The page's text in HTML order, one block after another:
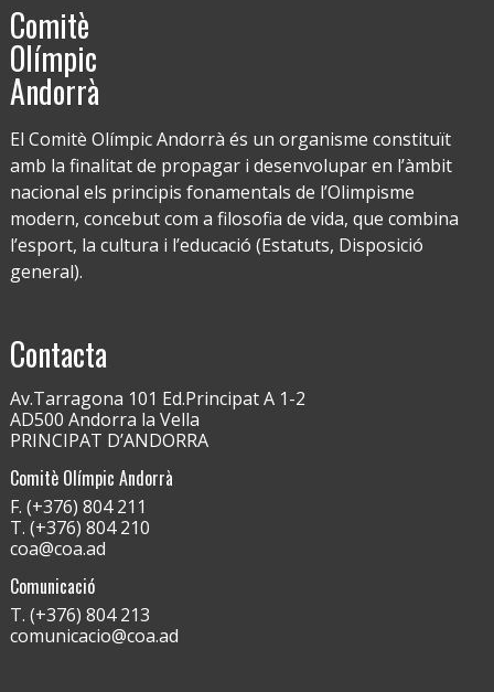
Comitè
Olímpic
Andorrà
El Comitè Olímpic Andorrà és un organisme constituït
amb la finalitat de propagar i desenvolupar en l’àmbit
nacional els principis fonamentals de l’Olimpisme
modern, concebut com a filosofia de vida, que combina
l’esport, la cultura i l’educació (Estatuts, Disposició
general).
Contacta
Av.Tarragona 101 Ed.Principat A 1-2
AD500 Andorra la Vella
PRINCIPAT D’ANDORRA
Comitè Olímpic Andorrà
F. (+376) 804 211
T. (+376) 804 210
coa@coa.ad
Comunicació
T. (+376) 804 213
comunicacio@coa.ad